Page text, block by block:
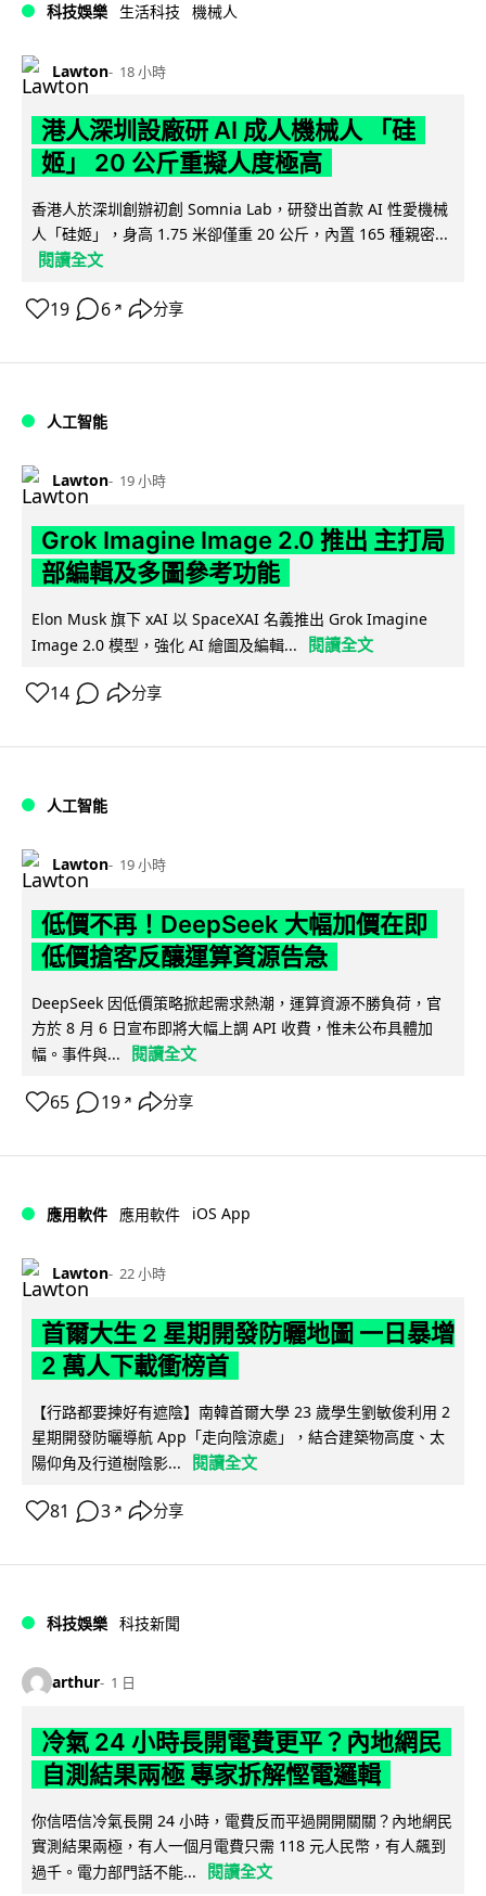
科技娛樂 生活科技 機械人
Lawton 18 小時
港人深圳設廠研 AI 成人機械人 「硅
姬」 20 公斤重擬人度極高
香港人於深圳創辦初創 Somnia Lab，研發出首款 AI 性愛機械
人「硅姬」，身高 1.75 米卻僅重 20 公斤，內置 165 種親密...
閱讀全文
19 6 ↗ 分享
人工智能
Lawton 19 小時
Grok Imagine Image 2.0 推出 主打局
部編輯及多圖參考功能
Elon Musk 旗下 xAI 以 SpaceXAI 名義推出 Grok Imagine
Image 2.0 模型，強化 AI 繪圖及編輯...
閱讀全文
14 分享
人工智能
Lawton 19 小時
低價不再！DeepSeek 大幅加價在即
低價搶客反釀運算資源告急
DeepSeek 因低價策略掀起需求熱潮，運算資源不勝負荷，官
方於 8 月 6 日宣布即將大幅上調 API 收費，惟未公布具體加
幅。事件與...
閱讀全文
65 19 ↗ 分享
應用軟件 應用軟件 iOS App
Lawton 22 小時
首爾大生 2 星期開發防曬地圖 一日暴增
2 萬人下載衝榜首
【行路都要揀好有遮陰】南韓首爾大學 23 歲學生劉敏俊利用 2
星期開發防曬導航 App「走向陰涼處」，結合建築物高度、太
陽仰角及行道樹陰影...
閱讀全文
81 3 ↗ 分享
科技娛樂 科技新聞
arthur 1 日
冷氣 24 小時長開電費更平？內地網民
自測結果兩極 專家拆解慳電邏輯
你信唔信冷氣長開 24 小時，電費反而平過開開關關？內地網民
實測結果兩極，有人一個月電費只需 118 元人民幣，有人飆到
過千。電力部門話不能...
閱讀全文